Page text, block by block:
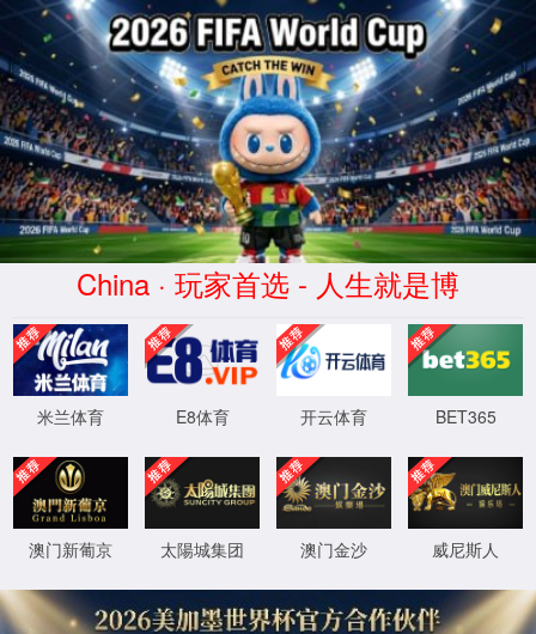
1862金沙集团
| 中文
首 页 产品资讯 资料汇总